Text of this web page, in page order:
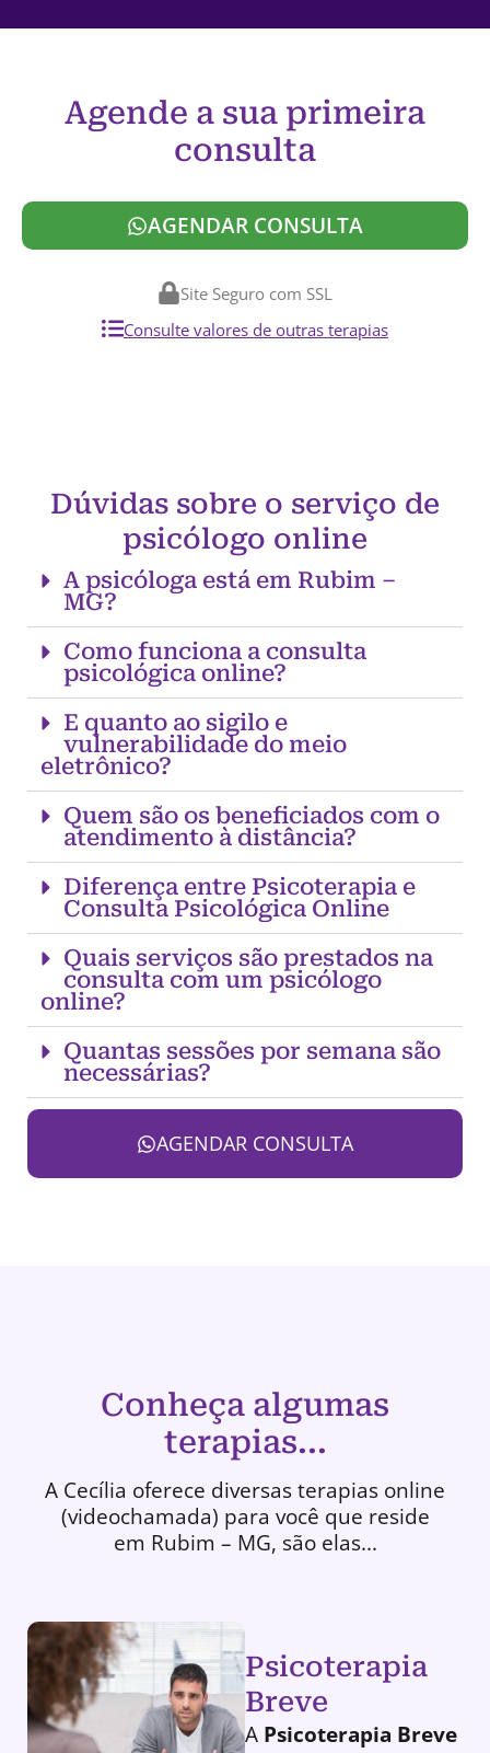
Agende a sua primeira
consulta
AGENDAR CONSULTA
Site Seguro com SSL
Consulte valores de outras terapias
Dúvidas sobre o serviço de
psicólogo online
A psicóloga está em Rubim –
MG?
Como funciona a consulta
psicológica online?
E quanto ao sigilo e
vulnerabilidade do meio
eletrônico?
Quem são os beneficiados com o
atendimento à distância?
Diferença entre Psicoterapia e
Consulta Psicológica Online
Quais serviços são prestados na
consulta com um psicólogo
online?
Quantas sessões por semana são
necessárias?
AGENDAR CONSULTA
Conheça algumas
terapias...
A Cecília oferece diversas terapias online
(videochamada) para você que reside
em Rubim – MG, são elas...
Psicoterapia
Breve
A Psicoterapia Breve